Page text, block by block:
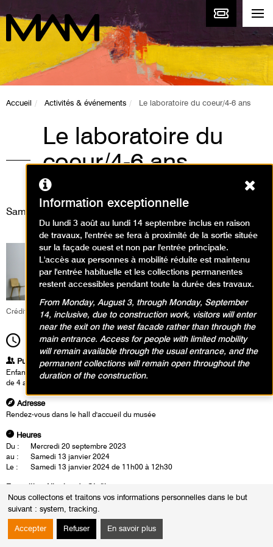
Nous collectons et traitons vos informations personnelles dans le but
suivant : system, tracking.
Accepter Refuser En savoir plus
Accueil Activités & événements Le laboratoire du coeur/4-6 ans
Le laboratoire du
coeur/4-6 ans
Animations / Visite animation
Samedi 13 janvier 2024
Crédit : Fabrice Gaboriau
11h00Durée1h30
Publics
Enfants / Ados
de 4 ans à 6 ans
Adresse
Rendez-vous dans le hall d'accueil du musée
Heures
Du :
Mercredi 20 septembre 2023
au :
Samedi 13 janvier 2024
Le :
Samedi 13 janvier 2024 de 11h00 à 12h30
Exposition Nicolas de Staël
L’exposition souligne l’aspect éminemment physique de la pratique
artistique de Staël et de sa sensibilité vis-à-vis de ce qui l’entoure. À son
ami René Char, pour lequel il réalise un ensemble de gravures sur bois,
il écrit : « Tu m’as fait retrouver d’emblée la passion que j’avais, enfant,
Information exceptionnelle
Du lundi 3 août au lundi 14 septembre inclus en raison
de travaux, l'entrée se fera à proximité de la sortie située
sur la façade ouest et non par l'entrée principale.
L'accès aux personnes à mobilité réduite est maintenu
par l'entrée habituelle et les collections permanentes
restent accessibles pendant toute la durée des travaux.
From Monday, August 3, through Monday, September
14, inclusive, due to construction work, visitors will enter
near the exit on the west facade rather than through the
main entrance. Access for people with limited mobility
will remain available through the usual entrance, and the
permanent collections will remain open throughout the
duration of the construction.